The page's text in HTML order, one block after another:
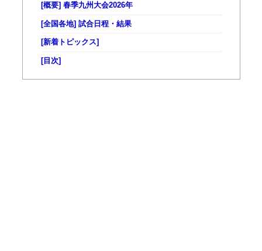
[概要] 春季九州大会2026年
[全国各地] 試合日程・結果
[新着トピックス]
[目次]